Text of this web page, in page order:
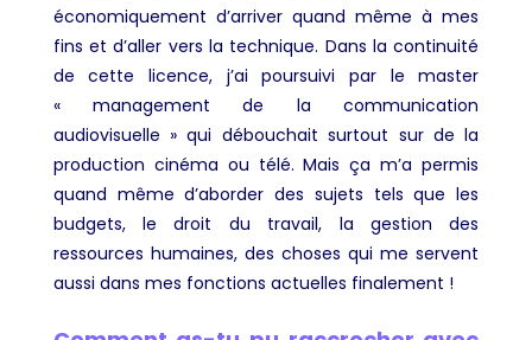
économiquement d’arriver quand même à mes
fins et d’aller vers la technique. Dans la continuité
de cette licence, j’ai poursuivi par le master
« management de la communication
audiovisuelle » qui débouchait surtout sur de la
production cinéma ou télé. Mais ça m’a permis
quand même d’aborder des sujets tels que les
budgets, le droit du travail, la gestion des
ressources humaines, des choses qui me servent
aussi dans mes fonctions actuelles finalement !